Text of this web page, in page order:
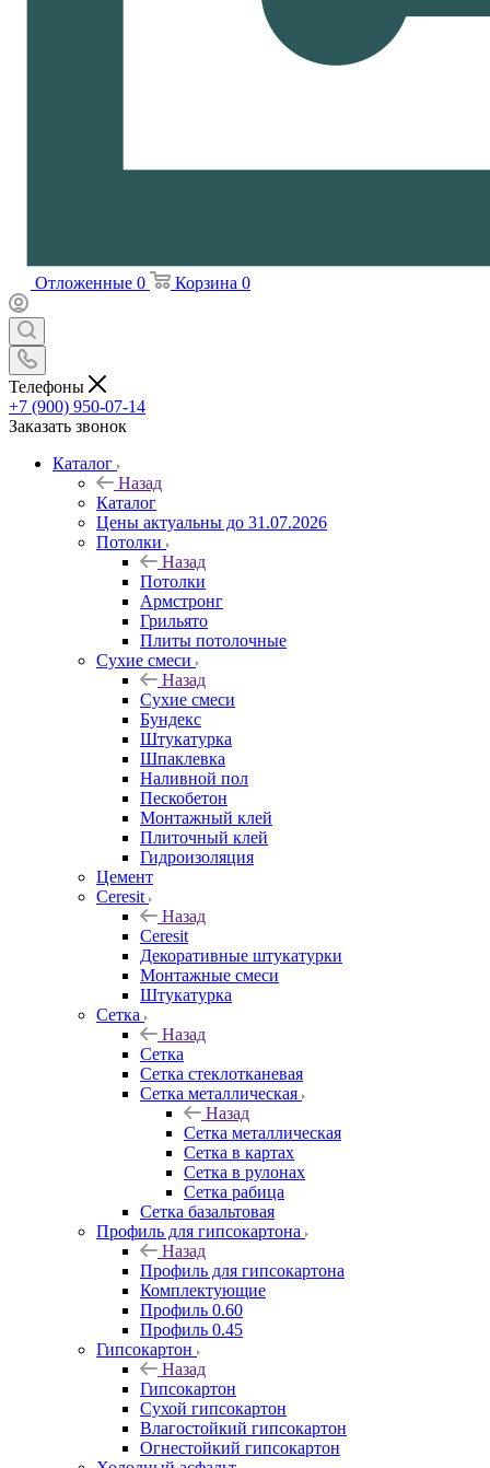
Отложенные 0 Корзина 0
Телефоны
+7 (900) 950-07-14
Заказать звонок
Каталог
Назад
Каталог
Цены актуальны до 31.07.2026
Потолки
Назад
Потолки
Армстронг
Грильято
Плиты потолочные
Сухие смеси
Назад
Сухие смеси
Бундекс
Штукатурка
Шпаклевка
Наливной пол
Пескобетон
Монтажный клей
Плиточный клей
Гидроизоляция
Цемент
Ceresit
Назад
Ceresit
Декоративные штукатурки
Монтажные смеси
Штукатурка
Сетка
Назад
Сетка
Сетка стеклотканевая
Сетка металлическая
Назад
Сетка металлическая
Сетка в картах
Сетка в рулонах
Сетка рабица
Сетка базальтовая
Профиль для гипсокартона
Назад
Профиль для гипсокартона
Комплектующие
Профиль 0.60
Профиль 0.45
Гипсокартон
Назад
Гипсокартон
Сухой гипсокартон
Влагостойкий гипсокартон
Огнестойкий гипсокартон